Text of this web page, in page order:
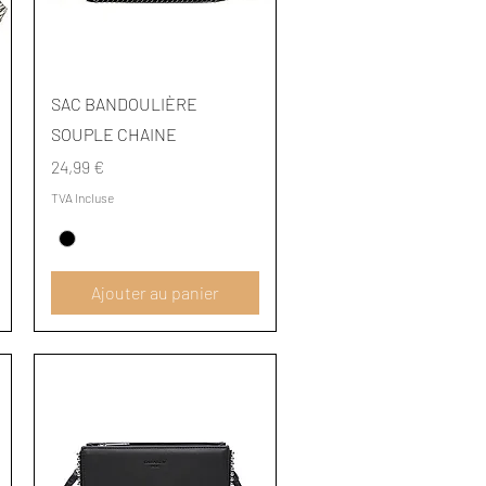
Aperçu rapide
SAC BANDOULIÈRE
SOUPLE CHAINE
Prix
24,99 €
TVA Incluse
Ajouter au panier